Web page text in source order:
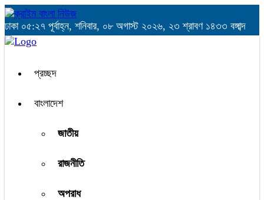
ঢাকা ০৫:২৭ পূর্বাহ্ন, শনিবার, ০৮ অগাস্ট ২০২৬, ২৩ শ্রাবণ ১৪৩৩ বঙ্গাব্দ
প্রচ্ছদ
বাংলাদেশ
জাতীয়
রাজনীতি
অপরাধ